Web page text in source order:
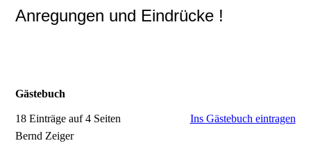
Anregungen und Eindrücke !
Gästebuch
18 Einträge auf 4 Seiten
Ins Gästebuch eintragen
Bernd Zeiger